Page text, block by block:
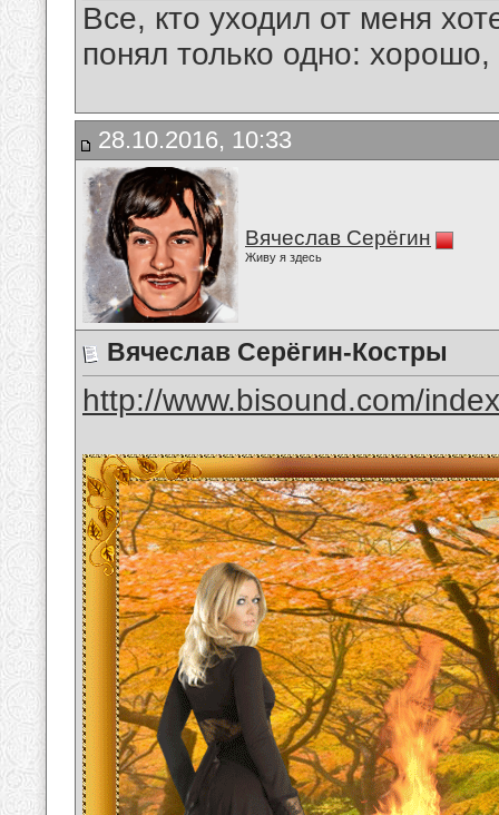
Все, кто уходил от меня
понял только одно:
28.10.2016, 10:33
Вячеслав Серёгин
Живу я здесь
Вячеслав Серёгин-Костры
http://www.bisound.com/